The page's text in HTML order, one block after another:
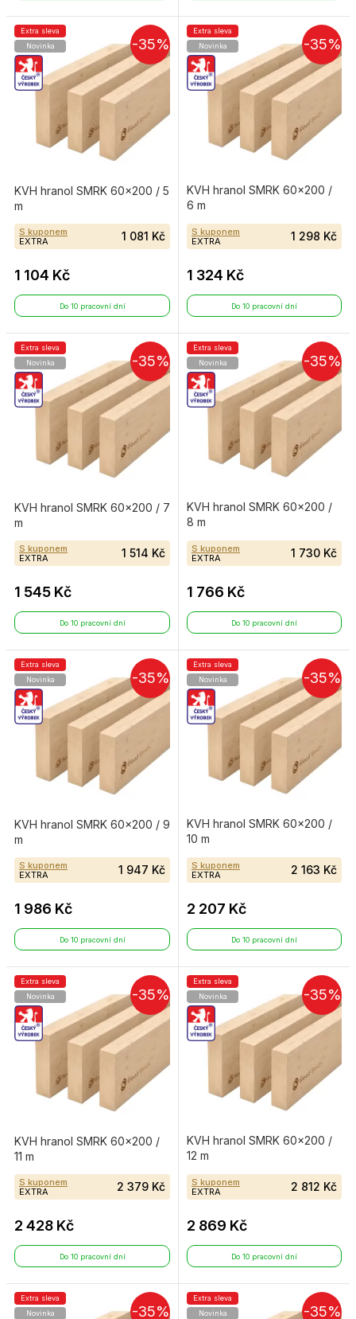
-35%
Extra sleva
Novinka
KVH hranol SMRK 60×200 / 5
m
S kuponem
EXTRA
1 081 Kč
1 104 Kč
Do 10 pracovní dní
-35%
Extra sleva
Novinka
KVH hranol SMRK 60×200 /
6 m
S kuponem
EXTRA
1 298 Kč
1 324 Kč
Do 10 pracovní dní
-35%
Extra sleva
Novinka
KVH hranol SMRK 60×200 / 7
m
S kuponem
EXTRA
1 514 Kč
1 545 Kč
Do 10 pracovní dní
-35%
Extra sleva
Novinka
KVH hranol SMRK 60×200 /
8 m
S kuponem
EXTRA
1 730 Kč
1 766 Kč
Do 10 pracovní dní
-35%
Extra sleva
Novinka
KVH hranol SMRK 60×200 / 9
m
S kuponem
EXTRA
1 947 Kč
1 986 Kč
Do 10 pracovní dní
-35%
Extra sleva
Novinka
KVH hranol SMRK 60×200 /
10 m
S kuponem
EXTRA
2 163 Kč
2 207 Kč
Do 10 pracovní dní
-35%
Extra sleva
Novinka
KVH hranol SMRK 60×200 /
11 m
S kuponem
EXTRA
2 379 Kč
2 428 Kč
Do 10 pracovní dní
-35%
Extra sleva
Novinka
KVH hranol SMRK 60×200 /
12 m
S kuponem
EXTRA
2 812 Kč
2 869 Kč
Do 10 pracovní dní
-35%
Extra sleva
Novinka
-35%
Extra sleva
Novinka